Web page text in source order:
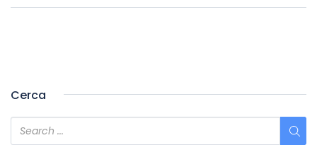
Cerca